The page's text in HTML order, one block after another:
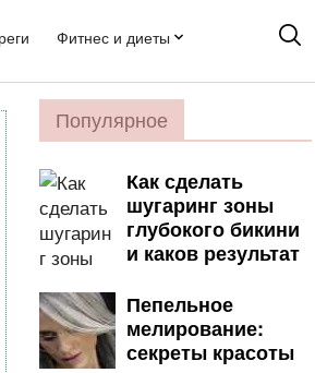
Фитнес и диеты
Популярное
Как сделать
шугаринг зоны
глубокого бикини
и каков результат
Пепельное
мелирование:
секреты красоты